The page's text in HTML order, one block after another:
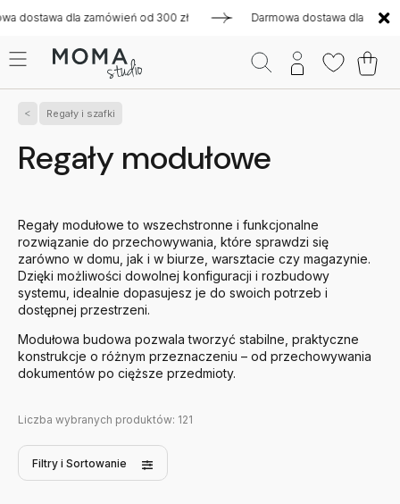
zamówień od 300 zł Darmowa dostawa dla zamówień od
Regały i szafki
Regały modułowe
Regały modułowe to wszechstronne i funkcjonalne
rozwiązanie do przechowywania, które sprawdzi się
zarówno w domu, jak i w biurze, warsztacie czy magazynie.
Dzięki możliwości dowolnej konfiguracji i rozbudowy
systemu, idealnie dopasujesz je do swoich potrzeb i
dostępnej przestrzeni.
Modułowa budowa pozwala tworzyć stabilne, praktyczne
konstrukcje o różnym przeznaczeniu – od przechowywania
dokumentów po cięższe przedmioty.
Liczba wybranych produktów: 121
Filtry i Sortowanie